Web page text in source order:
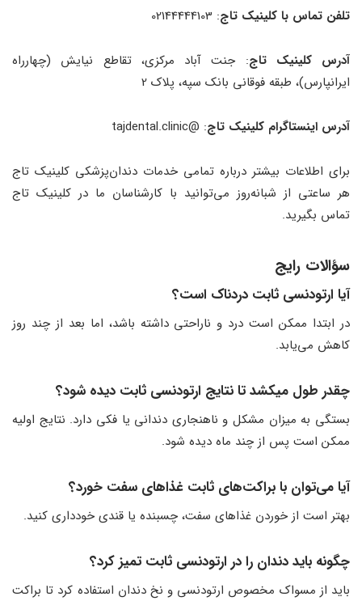
تلفن تماس با کلینیک تاج: 02144444103
آدرس کلینیک تاج: جنت آباد مرکزی، تقاطع نیایش (چهارراه
ایرانپارس)، طبقه فوقانی بانک سپه، پلاک 2
آدرس اینستاگرام کلینیک تاج: @tajdental.clinic
برای اطلاعات بیشتر درباره تمامی خدمات دندان‌پزشکی کلینیک تاج
هر ساعتی از شبانه‌روز می‌توانید با کارشناسان ما در کلینیک تاج
تماس بگیرید.
سؤالات رایج
آیا ارتودنسی ثابت دردناک است؟
در ابتدا ممکن است درد و ناراحتی داشته باشد، اما بعد از چند روز
کاهش می‌یابد.
چقدر طول میکشد تا نتایج ارتودنسی ثابت دیده شود؟
بستگی به میزان مشکل و ناهنجاری دندانی یا فکی دارد. نتایج اولیه
ممکن است پس از چند ماه دیده شود.
آیا می‌توان با براکت‌های ثابت غذاهای سفت خورد؟
بهتر است از خوردن غذاهای سفت، چسبنده یا قندی خودداری کنید.
چگونه باید دندان را در ارتودنسی ثابت تمیز کرد؟
باید از مسواک مخصوص ارتودنسی و نخ دندان استفاده کرد تا براکت